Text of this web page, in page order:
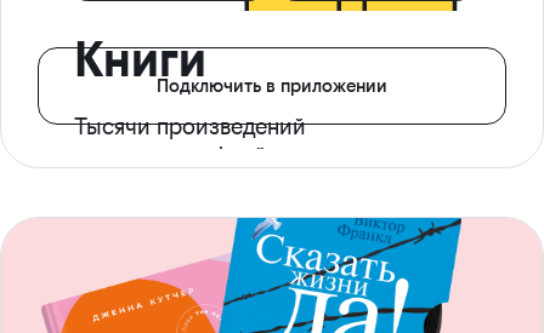
Книги
Тысячи произведений
с доступом офлайн
Подключить в приложении